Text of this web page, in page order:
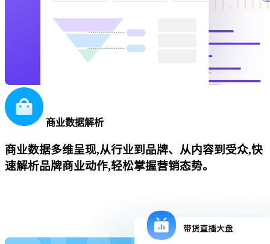
商业数据解析
商业数据多维呈现,从行业到品牌、从内容到受众,快
速解析品牌商业动作,轻松掌握营销态势。